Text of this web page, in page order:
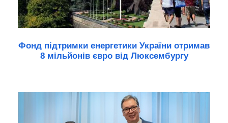
Фонд підтримки енергетики України отримав
8 мільйонів євро від Люксембургу